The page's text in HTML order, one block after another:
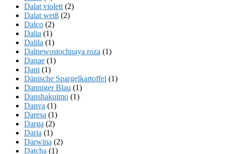
Dalat violett (2)
Dalat weiß (2)
Dalco (2)
Dalia (1)
Dalila (1)
Dalnewostochnaya roza (1)
Danae (1)
Dani (1)
Dänische Spargelkartoffel (1)
Danniger Blau (1)
Danshakuimo (1)
Danva (1)
Daresa (1)
Darga (2)
Daria (1)
Darwina (2)
Datcha (1)